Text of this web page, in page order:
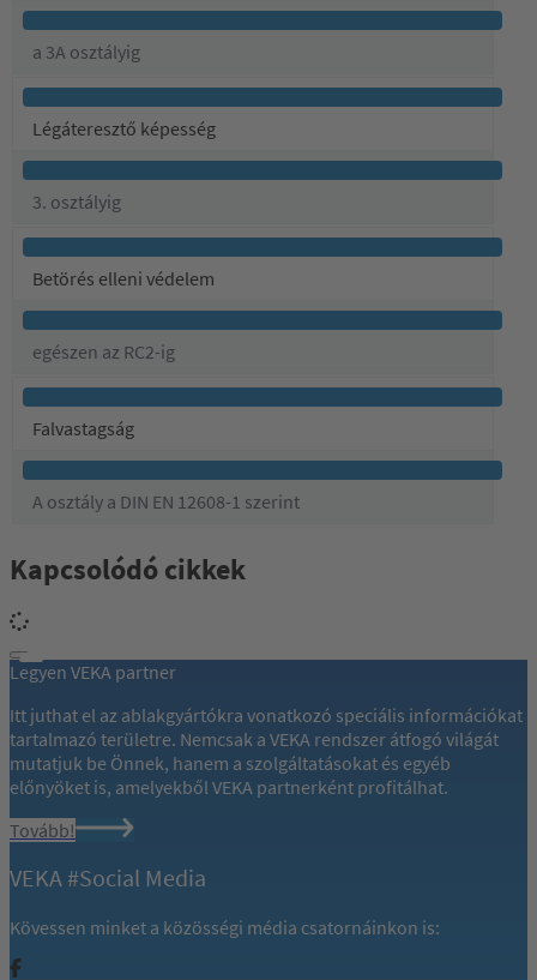
a 3A osztályig
Légáteresztő képesség
3. osztályig
Betörés elleni védelem
egészen az RC2-ig
Falvastagság
A osztály a DIN EN 12608-1 szerint
Kapcsolódó cikkek
Legyen VEKA partner
Itt juthat el az ablakgyártókra vonatkozó speciális információkat
tartalmazó területre. Nemcsak a VEKA rendszer átfogó világát
mutatjuk be Önnek, hanem a szolgáltatásokat és egyéb
előnyöket is, amelyekből VEKA partnerként profitálhat.
Tovább!
VEKA #Social Media
Kövessen minket a közösségi média csatornáinkon is: